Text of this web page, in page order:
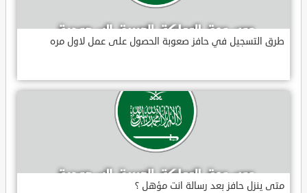
طرق التسجيل في حافز صعوبة الحصول على عمل لاول مره
متى ينزل حافز بعد رسالة انت مؤهل ؟